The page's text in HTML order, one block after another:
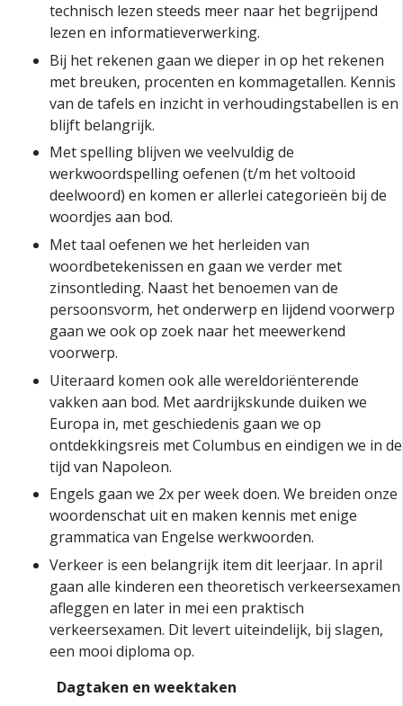
technisch lezen steeds meer naar het begrijpend
lezen en informatieverwerking.
Bij het rekenen gaan we dieper in op het rekenen
met breuken, procenten en kommagetallen. Kennis
van de tafels en inzicht in verhoudingstabellen is en
blijft belangrijk.
Met spelling blijven we veelvuldig de
werkwoordspelling oefenen (t/m het voltooid
deelwoord) en komen er allerlei categorieën bij de
woordjes aan bod.
Met taal oefenen we het herleiden van
woordbetekenissen en gaan we verder met
zinsontleding. Naast het benoemen van de
persoonsvorm, het onderwerp en lijdend voorwerp
gaan we ook op zoek naar het meewerkend
voorwerp.
Uiteraard komen ook alle wereldoriënterende
vakken aan bod. Met aardrijkskunde duiken we
Europa in, met geschiedenis gaan we op
ontdekkingsreis met Columbus en eindigen we in de
tijd van Napoleon.
Engels gaan we 2x per week doen. We breiden onze
woordenschat uit en maken kennis met enige
grammatica van Engelse werkwoorden.
Verkeer is een belangrijk item dit leerjaar. In april
gaan alle kinderen een theoretisch verkeersexamen
afleggen en later in mei een praktisch
verkeersexamen. Dit levert uiteindelijk, bij slagen,
een mooi diploma op.
Dagtaken en weektaken